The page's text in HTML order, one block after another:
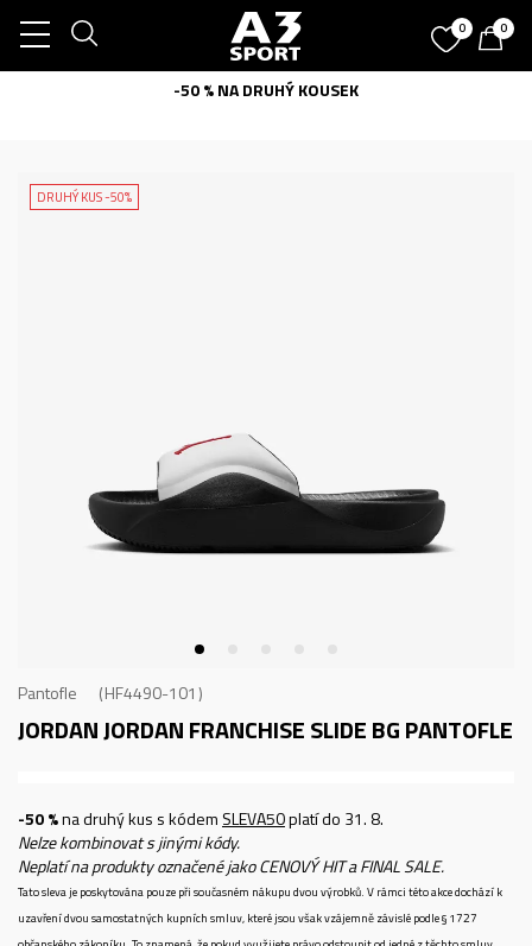
0 0
-50 % NA DRUHÝ KOUSEK
DRUHÝ KUS -50%
Pantofle HF4490-101
JORDAN JORDAN FRANCHISE SLIDE BGPANTOFLE
-50 %na druhý kus s kódem SLEVA50platí do 31. 8.
Nelze kombinovat s jinými kódy.
Neplatí na produkty označené jako CENOVÝ HIT a FINAL SALE.
Tato sleva je poskytována pouze při současném nákupu dvou výrobků. V rámci této akce dochází k
uzavření dvou samostatných kupních smluv, které jsou však vzájemně závislé podle § 1727